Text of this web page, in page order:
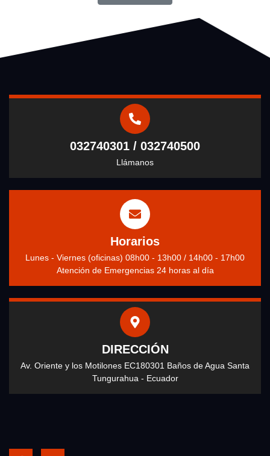
032740301 / 032740500
Llámanos
Horarios
Lunes - Viernes (oficinas) 08h00 - 13h00 / 14h00 - 17h00
Atención de Emergencias 24 horas al día
DIRECCIÓN
Av. Oriente y los Motilones EC180301 Baños de Agua Santa
Tungurahua - Ecuador